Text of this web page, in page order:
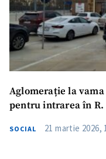
Aglomerație la
pentru intrarea în R.
SOCIAL 21 martie 2026,